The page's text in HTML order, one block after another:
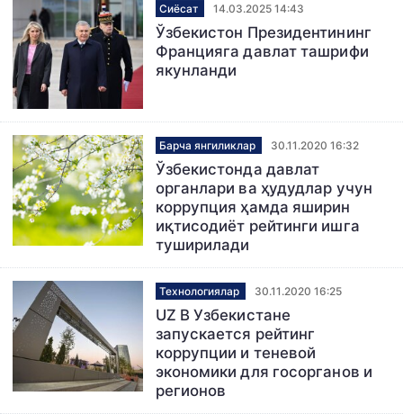
Сиёсат 14.03.2025 14:43
Ўзбекистон Президентининг
Францияга давлат ташрифи
якунланди
Барча янгиликлар 30.11.2020 16:32
Ўзбекистонда давлат
органлари ва ҳудудлар учун
коррупция ҳамда яширин
иқтисодиёт рейтинги ишга
туширилади
Технологиялар 30.11.2020 16:25
UZ В Узбекистане
запускается рейтинг
коррупции и теневой
экономики для госорганов и
регионов